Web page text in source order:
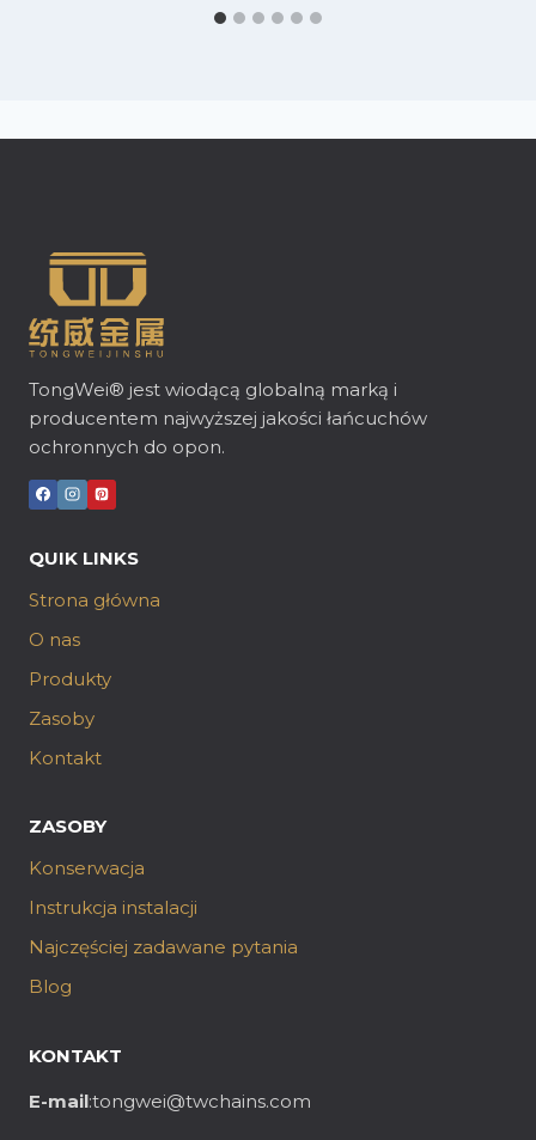
TongWei® jest wiodącą globalną marką i
producentem najwyższej jakości łańcuchów
ochronnych do opon.
QUIK LINKS
Strona główna
O nas
Produkty
Zasoby
Kontakt
ZASOBY
Konserwacja
Instrukcja instalacji
Najczęściej zadawane pytania
Blog
KONTAKT
E-mail:tongwei@twchains.com